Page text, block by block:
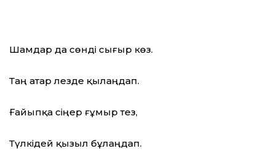
Шамдар да сөнді сығыр көз.
Таң атар лезде қылаңдап.
Ғайыпқа сіңер ғұмыр тез,
Түлкідей қызыл бұлаңдап.